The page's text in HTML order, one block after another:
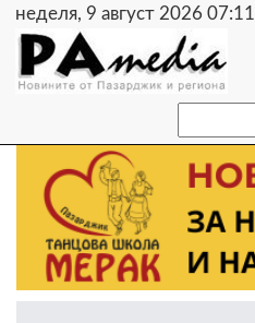
неделя, 9 август 2026 07:11